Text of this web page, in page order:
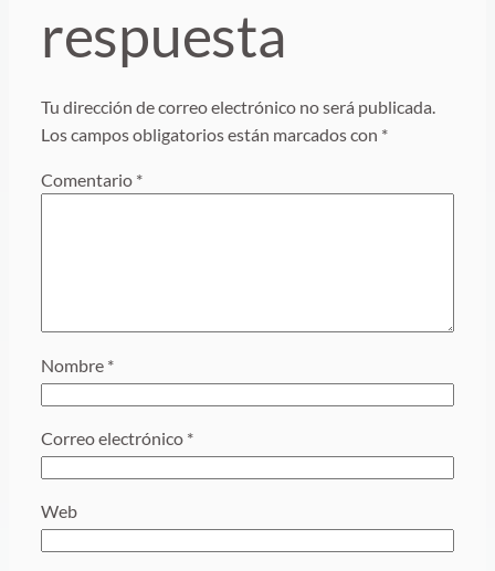
respuesta
Tu dirección de correo electrónico no será publicada.
Los campos obligatorios están marcados con *
Comentario *
Nombre *
Correo electrónico *
Web